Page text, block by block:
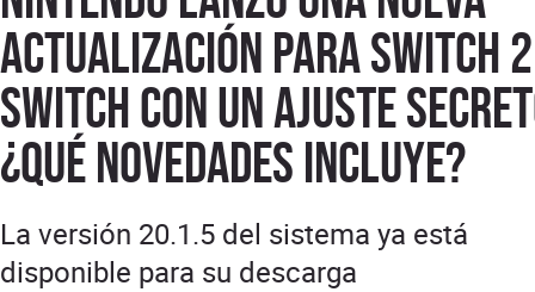
actualización para Switch
Switch con un ajuste
¿qué novedades incluye?
La versión 20.1.5 del sistema ya está
disponible para su descarga